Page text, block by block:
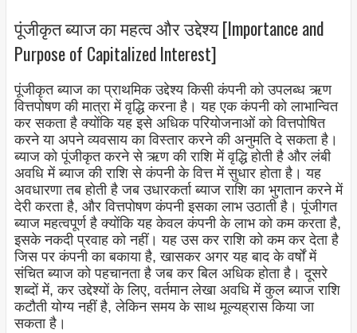
पूंजीकृत ब्याज का महत्व और उद्देश्य [Importance and
Purpose of Capitalized Interest]
पूंजीकृत ब्याज का प्राथमिक उद्देश्य किसी कंपनी को उपलब्ध ऋण
वित्तपोषण की मात्रा में वृद्धि करना है। यह एक कंपनी को लाभान्वित
कर सकता है क्योंकि यह इसे अधिक परियोजनाओं को वित्तपोषित
करने या अपने व्यवसाय का विस्तार करने की अनुमति दे सकता है।
ब्याज को पूंजीकृत करने से ऋण की राशि में वृद्धि होती है और लंबी
अवधि में ब्याज की राशि से कंपनी के वित्त में सुधार होता है। यह
अवधारणा तब होती है जब उधारकर्ता ब्याज राशि का भुगतान करने में
देरी करता है, और वित्तपोषण कंपनी इसका लाभ उठाती है। पूंजीगत
ब्याज महत्वपूर्ण है क्योंकि यह केवल कंपनी के लाभ को कम करता है,
इसके नकदी प्रवाह को नहीं। यह उस कर राशि को कम कर देता है
जिस पर कंपनी का बकाया है, खासकर अगर यह बाद के वर्षों में
संचित ब्याज को पहचानता है जब कर बिल अधिक होता है। दूसरे
शब्दों में, कर उद्देश्यों के लिए, वर्तमान लेखा अवधि में कुल ब्याज राशि
कटौती योग्य नहीं है, लेकिन समय के साथ मूल्यह्रास किया जा
सकता है।